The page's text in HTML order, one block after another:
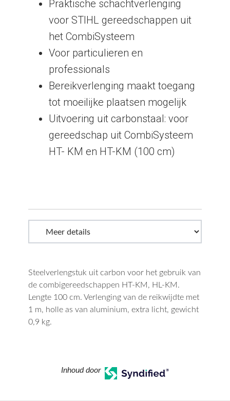
Praktische schachtverlenging
voor STIHL gereedschappen uit
het CombiSysteem
Voor particulieren en
professionals
Bereikverlenging maakt toegang
tot moeilijke plaatsen mogelijk
Uitvoering uit carbonstaal: voor
gereedschap uit CombiSysteem
HT- KM en HT-KM (100 cm)
Steelverlengstuk uit carbon voor het gebruik van
de combigereedschappen HT-KM, HL-KM.
Lengte 100 cm. Verlenging van de reikwijdte met
1 m, holle as van aluminium, extra licht, gewicht
0,9 kg.
Inhoud door